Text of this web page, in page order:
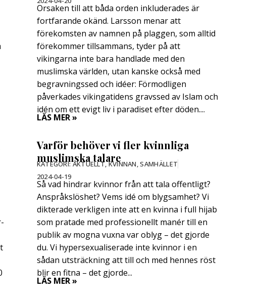
Orsaken till att båda orden inkluderades är
fortfarande okänd. Larsson menar att
förekomsten av namnen på plaggen, som alltid
förekommer tillsammans, tyder på att
vikingarna inte bara handlade med den
muslimska världen, utan kanske också med
begravningssed och idéer: Förmodligen
påverkades vikingatidens gravssed av Islam och
idén om ett evigt liv i paradiset efter döden....
LÄS MER »
Varför behöver vi fler kvinnliga
muslimska talare
KATEGORI: AKTUELLT,KVINNAN,SAMHÄLLET
2024-04-19
Så vad hindrar kvinnor från att tala offentligt?
Anspråkslöshet? Vems idé om blygsamhet? Vi
dikterade verkligen inte att en kvinna i full hijab
som pratade med professionellt manér till en
publik av mogna vuxna var oblyg – det gjorde
du. Vi hypersexualiserade inte kvinnor i en
sådan utsträckning att till och med hennes röst
blir en fitna – det gjorde...
LÄS MER »